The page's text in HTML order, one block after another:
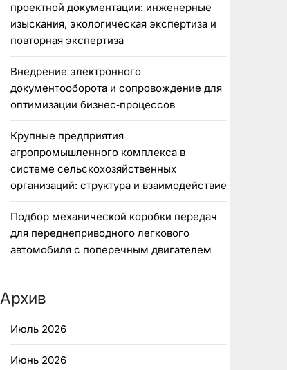
проектной документации: инженерные
изыскания, экологическая экспертиза и
повторная экспертиза
Внедрение электронного
документооборота и сопровождение для
оптимизации бизнес‑процессов
Крупные предприятия
агропромышленного комплекса в
системе сельскохозяйственных
организаций: структура и взаимодействие
Подбор механической коробки передач
для переднеприводного легкового
автомобиля с поперечным двигателем
Архив
Июль 2026
Июнь 2026